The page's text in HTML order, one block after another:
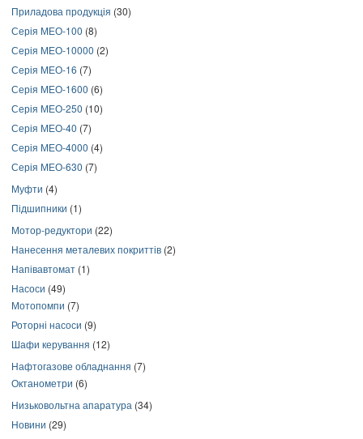
Приладова продукція (30)
Серія МЕО-100 (8)
Серія МЕО-10000 (2)
Серія МЕО-16 (7)
Серія МЕО-1600 (6)
Серія МЕО-250 (10)
Серія МЕО-40 (7)
Серія МЕО-4000 (4)
Серія МЕО-630 (7)
Муфти (4)
Підшипники (1)
Мотор-редуктори (22)
Нанесення металевих покриттів (2)
Напівавтомат (1)
Насоси (49)
Мотопомпи (7)
Роторні насоси (9)
Шафи керування (12)
Нафтогазове обладнання (7)
Октанометри (6)
Низьковольтна апаратура (34)
Новини (29)